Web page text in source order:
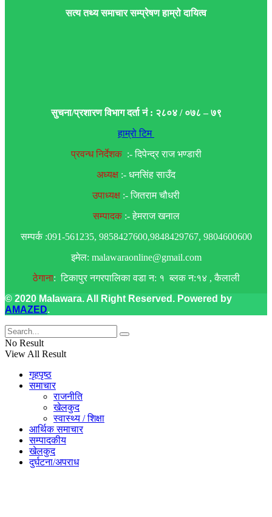
सत्य तथ्य समाचार सम्प्रेषण हाम्रो दायित्व
सुचना/प्रशारण विभाग दर्ता नं : २८०४ / ०७८ – ७९
हाम्रो टिम
प्रवन्ध निर्देशक:- दिपेन्द्र राज भण्डारी
अध्यक्ष :- धनसिंह साउँद
उपाध्यक्ष :- जितराम चौधरी
सम्पादक:- हेमराज खनाल
सम्पर्क :091-561235, 9858427600,9848429767, 9804600600
इमेल: malawaraonline@gmail.com
ठेगाना: टिकापुर नगरपालिका वडा न: १ ब्लक न:१४ , कैलाली
© 2020 Malawara. All Right Reserved. Powered by
AMAZED.
No Result
View All Result
गृहपृष्ठ
समाचार
राजनीति
खेलकुद
स्वास्थ्य / शिक्षा
आर्थिक समाचार
सम्पादकीय
खेलकुद
दुर्घटना/अपराध